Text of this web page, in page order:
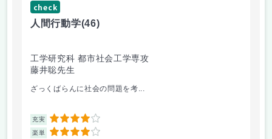
check
人間行動学(46)
工学研究科 都市社会工学専攻
藤井聡先生
ざっくばらんに社会の問題を考...
充実 4
楽単 4